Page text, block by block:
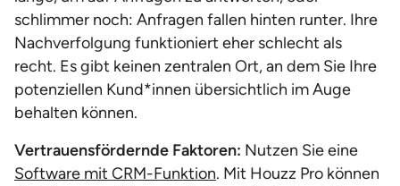
schlimmer noch: Anfragen fallen hinten runter. Ihre
Nachverfolgung funktioniert eher schlecht als
recht. Es gibt keinen zentralen Ort, an dem Sie Ihre
potenziellen Kund*innen übersichtlich im Auge
behalten können.
Vertrauensfördernde Faktoren: Nutzen Sie eine
Software mit CRM-Funktion. Mit Houzz Pro können